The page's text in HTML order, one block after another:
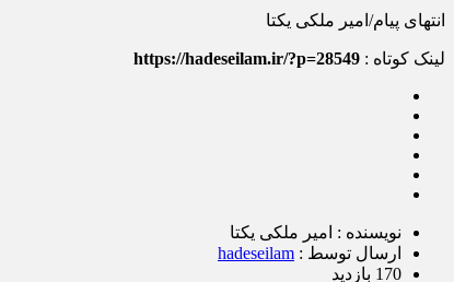
انتهای پیام/امیر ملکی یکتا
لینک کوتاه : https://hadeseilam.ir/?p=28549
نویسنده : امیر ملکی یکتا
ارسال توسط : hadeseilam
170 بازدید